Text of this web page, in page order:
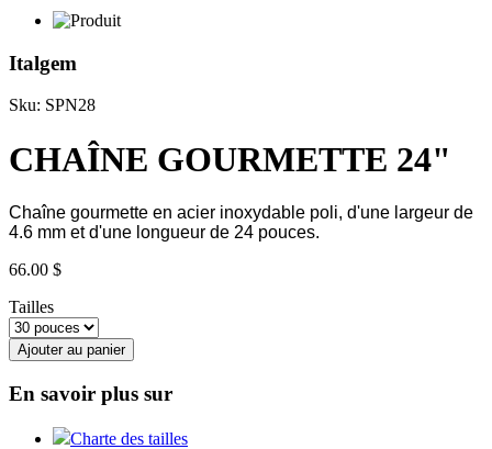
Italgem
Sku: SPN28
CHAÎNE GOURMETTE 24"
Chaîne gourmette en acier inoxydable poli, d'une largeur de
4.6 mm et d'une longueur de 24 pouces.
66.00 $
Tailles
Ajouter au panier
En savoir plus sur
Charte des tailles